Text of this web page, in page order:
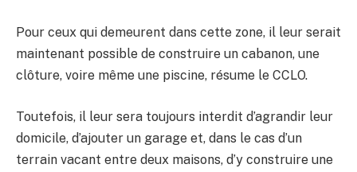
Pour ceux qui demeurent dans cette zone, il leur serait
maintenant possible de construire un cabanon, une
clôture, voire même une piscine, résume le CCLO.
Toutefois, il leur sera toujours interdit d’agrandir leur
domicile, d’ajouter un garage et, dans le cas d’un
terrain vacant entre deux maisons, d’y construire une